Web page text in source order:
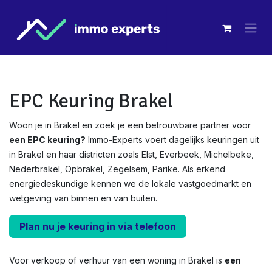
EPC Keuring Brakel
Woon je in Brakel en zoek je een betrouwbare partner voor
een EPC keuring? Immo-Experts voert dagelijks keuringen uit
in Brakel en haar districten zoals Elst, Everbeek, Michelbeke,
Nederbrakel, Opbrakel, Zegelsem, Parike. Als erkend
energiedeskundige kennen we de lokale vastgoedmarkt en
wetgeving van binnen en van buiten.
Plan nu je keuring in via telefoon
Voor verkoop of verhuur van een woning in Brakel is een